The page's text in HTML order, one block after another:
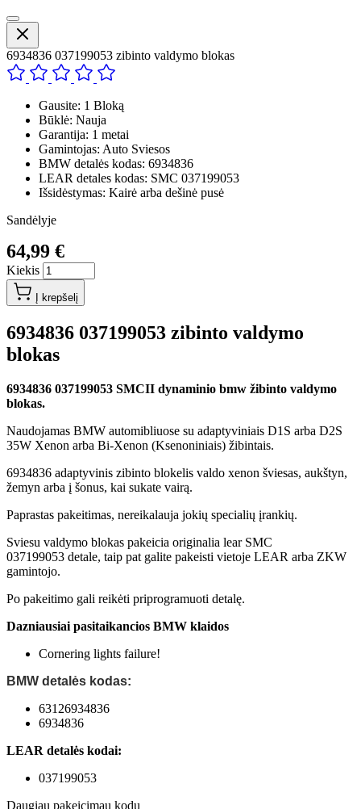
6934836 037199053 zibinto valdymo blokas
Gausite: 1 Bloką
Būklė: Nauja
Garantija: 1 metai
Gamintojas: Auto Sviesos
BMW detalės kodas: 6934836
LEAR detales kodas: SMC 037199053
Išsidėstymas: Kairė arba dešinė pusė
Sandėlyje
64,99 €
Kiekis
Į krepšelį
6934836 037199053 zibinto valdymo
blokas
6934836 037199053 SMCII dynaminio bmw žibinto valdymo
blokas.
Naudojamas BMW automibliuose su adaptyviniais D1S arba D2S
35W Xenon arba Bi-Xenon (Ksenoniniais) žibintais.
6934836 adaptyvinis zibinto blokelis valdo xenon šviesas, aukštyn,
žemyn arba į šonus, kai sukate vairą.
Paprastas pakeitimas, nereikalauja jokių specialių įrankių.
Sviesu valdymo blokas pakeicia originalia lear SMC
037199053 detale, taip pat galite pakeisti vietoje LEAR arba ZKW
gamintojo.
Po pakeitimo gali reikėti priprogramuoti detalę.
Dazniausiai pasitaikancios BMW klaidos
Cornering lights failure!
BMW detalės kodas:
63126934836
6934836
LEAR detalės kodai:
037199053
Daugiau pakeicimau kodu